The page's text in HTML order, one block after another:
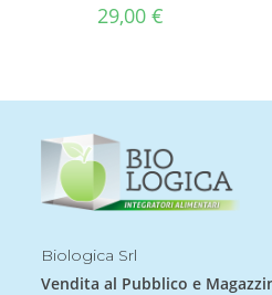
29,00€
Biologica Srl
Vendita al Pubblico e